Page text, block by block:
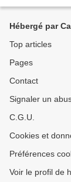
Hébergé par
Top articles
Pages
Contact
Signaler un
C.G.U.
Cookies et
Préférences
Voir le profil de